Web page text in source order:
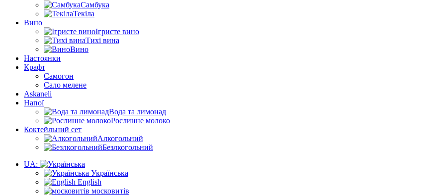
Самбука
Текіла
Вино
Ігристе вино
Тихі вина
Вино
Настоянки
Крафт
Самогон
Сало мелене
Askaneli
Напої
Вода та лимонад
Рослинне молоко
Коктейльний сет
Алкогольний
Безлкогольний
UA:
Українська
English
московитів